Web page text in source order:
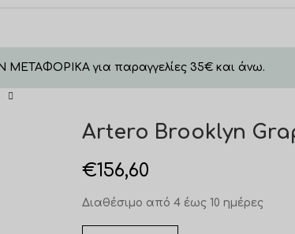
ΜΕΤΑΦΟΡΙΚΑ για παραγγελίες 35€ και άνω.
Artero Brooklyn
€156,60
Διαθέσιμο από 4 έως 10 ημέρες